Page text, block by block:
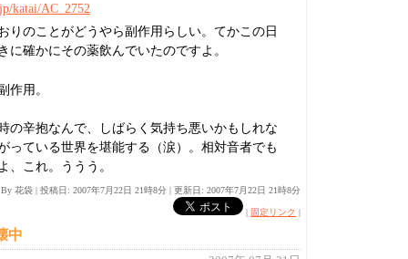
katai/AC _2752
りのことがどうやら副作用らしい。てかこの日
に確かにその薬飲んでいたのですよ。
作用。
の辛抱なんで、しばらく気持ち悪いかもしれな
っている世界を堪能する（涙）。相対音者でも
、これ。ううう。
By 花袋 |投稿日: 2007年7月22日 21時8分 |更新日: 2007年7月22日 21時8分
| 固定リンク |
中